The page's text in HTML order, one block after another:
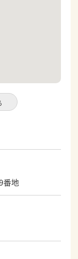
番地